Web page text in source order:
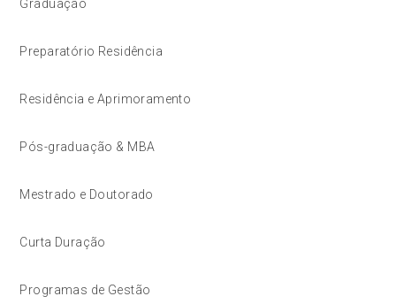
Graduação
Preparatório Residência
Residência e Aprimoramento
Pós-graduação & MBA
Mestrado e Doutorado
Curta Duração
Programas de Gestão